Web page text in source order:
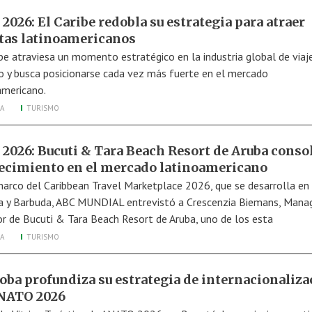
El Caribe redobla su estrategia para atraer
latinoamericanos
atraviesa un momento estratégico en la industria global de
y busca posicionarse cada vez más fuerte en el mercado
TURISMO
Bucuti & Tara Beach Resort de Aruba
en el mercado latinoamericano
del Caribbean Travel Marketplace 2026, que se desarrolla en
y Barbuda, ABC MUNDIAL entrevistó a Crescenzia Biemans,
de Bucuti & Tara Beach Resort de Aruba, uno de los esta
TURISMO
profundiza su estrategia de
2026